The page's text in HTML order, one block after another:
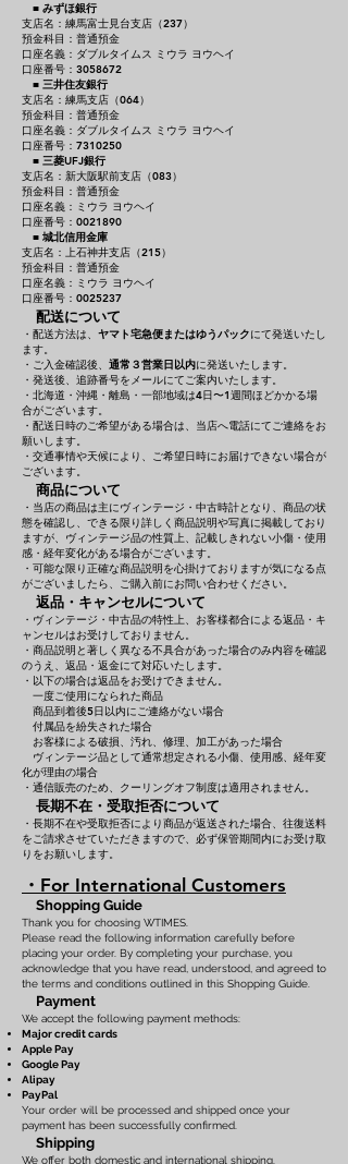
■ みずほ銀行
支店名：練馬富士見台支店（237）
預金科目：普通預金
口座名義：ダブルタイムス ミウラ ヨウヘイ
口座番号：3058672
■ 三井住友銀行
支店名：練馬支店（064）
預金科目：普通預金
口座名義：ダブルタイムス ミウラ ヨウヘイ
口座番号：7310250
■ 三菱UFJ銀行
支店名：新大阪駅前支店（083）
預金科目：普通預金
口座名義：ミウラ ヨウヘイ
口座番号：0021890
■ 城北信用金庫
支店名：上石神井支店（215）
預金科目：普通預金
口座名義：ミウラ ヨウヘイ
口座番号：0025237
配送について
・配送方法は、 ヤマト宅急便またはゆうパックにて発送いたし
ます。
・ご入金確認後、 通常３営業日以内に発送いたします。
・発送後、追跡番号をメールにてご案内いたします。
・北海道・沖縄・離島・一部地域は4日〜1週間ほどかかる場
合がございます。
・配送日時のご希望がある場合は、当店へ電話にてご連絡をお
願いします。
・交通事情や天候により、ご希望日時にお届けできない場合が
ございます。
商品について
・当店の商品は主にヴィンテージ・中古時計となり、商品の状
態を確認し、できる限り詳しく商品説明や写真に掲載しており
ますが、ヴィンテージ品の性質上、記載しきれない小傷・使用
感・経年変化がある場合がございます。
・可能な限り正確な商品説明を心掛けておりますが気になる点
がございましたら、ご購入前にお問い合わせください。
返品・キャンセルについて
・ヴィンテージ・中古品の特性上、お客様都合による返品・キ
ャンセルはお受けしておりません。
・商品説明と著しく異なる不具合があった場合のみ内容を確認
のうえ、返品・返金にて対応いたします。
・以下の場合は返品をお受けできません。
一度ご使用になられた商品
商品到着後5日以内にご連絡がない場合
付属品を紛失された場合
お客様による破損、汚れ、修理、加工があった場合
ヴィンテージ品として通常想定される小傷、使用感、経年変
化が理由の場合
・通信販売のため、クーリングオフ制度は適用されません。
長期不在・受取拒否について
・長期不在や受取拒否により商品が返送された場合、往復送料
をご請求させていただきますので、必ず保管期間内にお受け取
りをお願いします。
・For International Customers
Shopping Guide
Thank you for choosing WTIMES.
Please read the following information carefully before
placing your order. By completing your purchase, you
acknowledge that you have read, understood, and agreed to
the terms and conditions outlined in this Shopping Guide.
Payment
We accept the following payment methods:
Major credit cards
Apple Pay
Google Pay
Alipay
PayPal
Your order will be processed and shipped once your
payment has been successfully confirmed.
Shipping
We offer both domestic and international shipping.